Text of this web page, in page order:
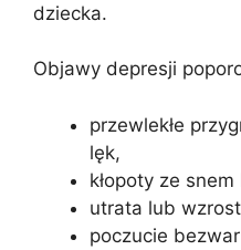
dziecka.
Objawy depresji
przewlekłe
lęk,
kłopoty ze
utrata lub
poczucie